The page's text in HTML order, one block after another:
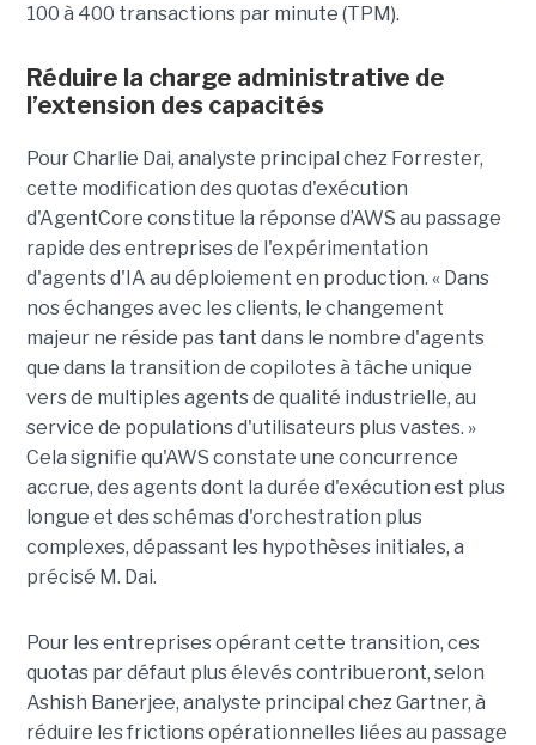
100 à 400 transactions par minute (TPM).
Réduire la charge administrative de
l’extension des capacités
Pour Charlie Dai, analyste principal chez Forrester,
cette modification des quotas d'exécution
d'AgentCore constitue la réponse d’AWS au passage
rapide des entreprises de l'expérimentation
d'agents d'IA au déploiement en production. « Dans
nos échanges avec les clients, le changement
majeur ne réside pas tant dans le nombre d'agents
que dans la transition de copilotes à tâche unique
vers de multiples agents de qualité industrielle, au
service de populations d'utilisateurs plus vastes. »
Cela signifie qu'AWS constate une concurrence
accrue, des agents dont la durée d'exécution est plus
longue et des schémas d'orchestration plus
complexes, dépassant les hypothèses initiales, a
précisé M. Dai.
Pour les entreprises opérant cette transition, ces
quotas par défaut plus élevés contribueront, selon
Ashish Banerjee, analyste principal chez Gartner, à
réduire les frictions opérationnelles liées au passage